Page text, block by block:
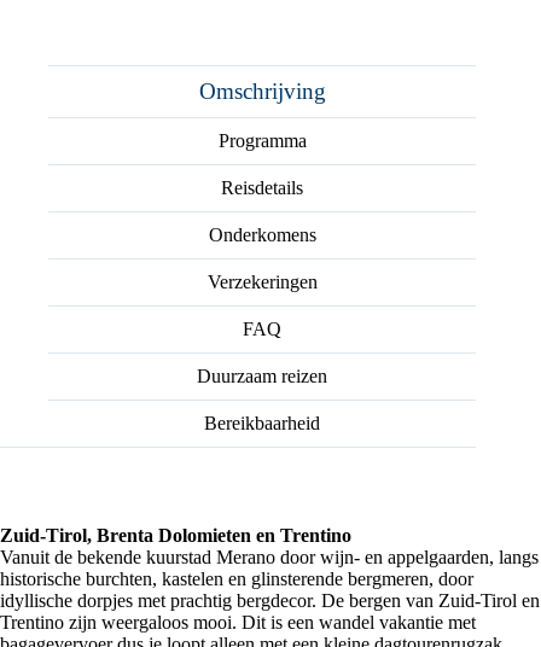
Omschrijving
Programma
Reisdetails
Onderkomens
Verzekeringen
FAQ
Duurzaam reizen
Bereikbaarheid
Zuid-Tirol, Brenta Dolomieten en Trentino
Vanuit de bekende kuurstad Merano door wijn- en appelgaarden, langs
historische burchten, kastelen en glinsterende bergmeren, door
idyllische dorpjes met prachtig bergdecor. De bergen van Zuid-Tirol en
Trentino zijn weergaloos mooi. Dit is een wandel vakantie met